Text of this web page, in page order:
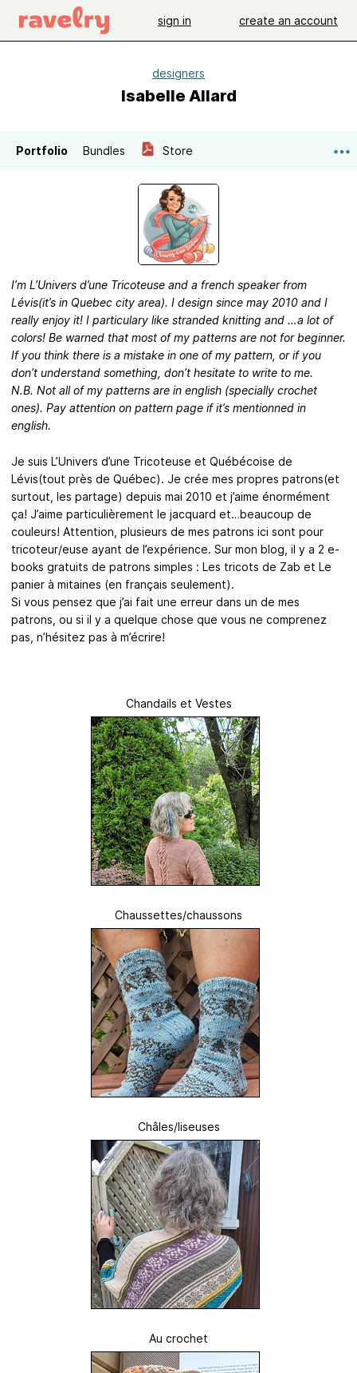
sign in create an account
designers
Isabelle Allard
Portfolio Bundles Store
I’m L’Univers d’une Tricoteuse and a french speaker from
Lévis(it’s in Quebec city area). I design since may 2010 and I
really enjoy it! I particulary like stranded knitting and …a lot of
colors! Be warned that most of my patterns are not for beginner.
If you think there is a mistake in one of my pattern, or if you
don’t understand something, don’t hesitate to write to me.
N.B. Not all of my patterns are in english (specially crochet
ones). Pay attention on pattern page if it’s mentionned in
english.
Je suis L’Univers d’une Tricoteuse et Québécoise de
Lévis(tout près de Québec). Je crée mes propres patrons(et
surtout, les partage) depuis mai 2010 et j’aime énormément
ça! J’aime particulièrement le jacquard et…beaucoup de
couleurs! Attention, plusieurs de mes patrons ici sont pour
tricoteur/euse ayant de l’expérience. Sur mon blog, il y a 2 e-
books gratuits de patrons simples : Les tricots de Zab et Le
panier à mitaines (en français seulement).
Si vous pensez que j’ai fait une erreur dans un de mes
patrons, ou si il y a quelque chose que vous ne comprenez
pas, n’hésitez pas à m’écrire!
Chandails et Vestes
Chaussettes/chaussons
Châles/liseuses
Au crochet